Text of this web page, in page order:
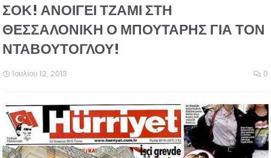
ΣΟΚ! ΑΝΟΙΓΕΙ ΤΖΑΜΙ ΣΤΗ
ΘΕΣΣΑΛΟΝΙΚΗ Ο ΜΠΟΥΤΑΡΗΣ ΓΙΑ ΤΟΝ
ΝΤΑΒΟΥΤΟΓΛΟΥ!
Ιουλίου 12, 2013 0